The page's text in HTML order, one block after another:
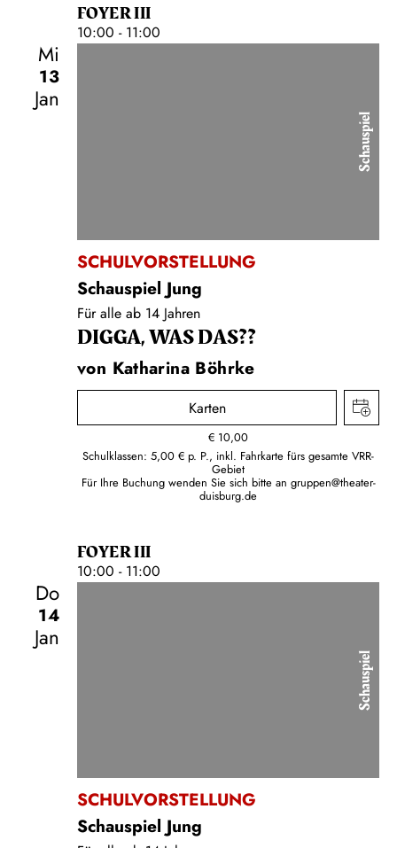
FOYER III
10:00 - 11:00
Mi
13
Jan
Schauspiel
SCHULVORSTELLUNG
Schauspiel Jung
Für alle ab 14 Jahren
DIGGA, WAS DAS??
von Katharina Böhrke
Karten
€ 10,00
Schulklassen: 5,00 € p. P., inkl. Fahrkarte fürs gesamte VRR-
Gebiet
Für Ihre Buchung wenden Sie sich bitte an gruppen@theater-
duisburg.de
FOYER III
10:00 - 11:00
Do
14
Jan
Schauspiel
SCHULVORSTELLUNG
Schauspiel Jung